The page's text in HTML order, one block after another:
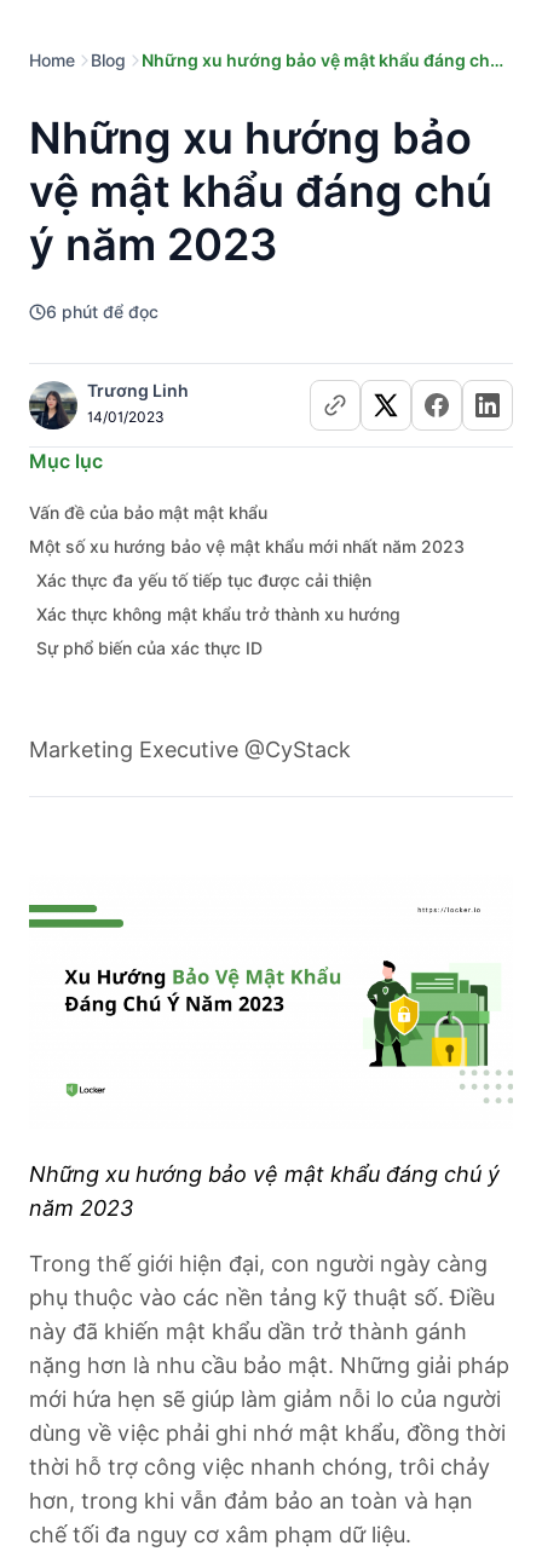
Home Blog
Những xu hướng bảo vệ mật khẩu đáng chú
Những xu hướng bảo
vệ mật khẩu đáng chú
ý năm 2023
6 phút để đọc
Trương Linh
14/01/2023
Mục lục
Vấn đề của bảo mật mật khẩu
Một số xu hướng bảo vệ mật khẩu mới nhất năm 2023
Xác thực đa yếu tố tiếp tục được cải thiện
Xác thực không mật khẩu trở thành xu hướng
Sự phổ biến của xác thực ID
Marketing Executive @CyStack
Những xu hướng bảo vệ mật khẩu đáng chú ý
năm 2023
Trong thế giới hiện đại, con người ngày càng
phụ thuộc vào các nền tảng kỹ thuật số. Điều
này đã khiến mật khẩu dần trở thành gánh
nặng hơn là nhu cầu bảo mật. Những giải pháp
mới hứa hẹn sẽ giúp làm giảm nỗi lo của người
dùng về việc phải ghi nhớ mật khẩu, đồng thời
thời hỗ trợ công việc nhanh chóng, trôi chảy
hơn, trong khi vẫn đảm bảo an toàn và hạn
chế tối đa nguy cơ xâm phạm dữ liệu.